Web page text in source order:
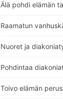
Älä pohdi elämän
Raamatun
Nuoret ja
Pohdintaa
Toivo elämän